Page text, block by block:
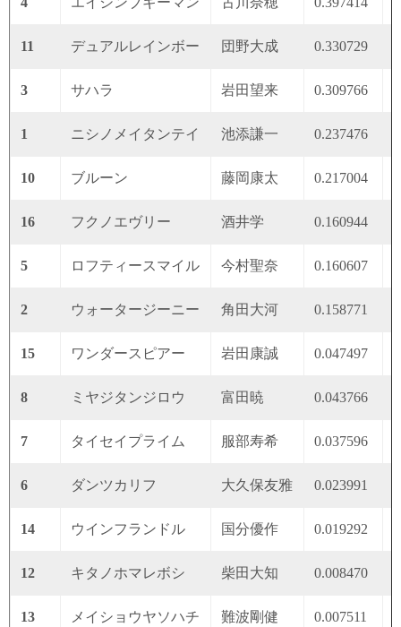
11 デュアルレインボー 団野大成 0.330729
3 サハラ 岩田望来 0.309766
1 ニシノメイタンテイ 池添謙一 0.237476
10 ブルーン 藤岡康太 0.217004
16 フクノエヴリー 酒井学 0.160944
5 ロフティースマイル 今村聖奈 0.160607
2 ウォータージーニー 角田大河 0.158771
15 ワンダースピアー 岩田康誠 0.047497
8 ミヤジタンジロウ 富田暁 0.043766
7 タイセイプライム 服部寿希 0.037596
6 ダンツカリフ 大久保友雅 0.023991
14 ウインフランドル 国分優作 0.019292
12 キタノホマレボシ 柴田大知 0.008470
13 メイショウヤソハチ 難波剛健 0.007511